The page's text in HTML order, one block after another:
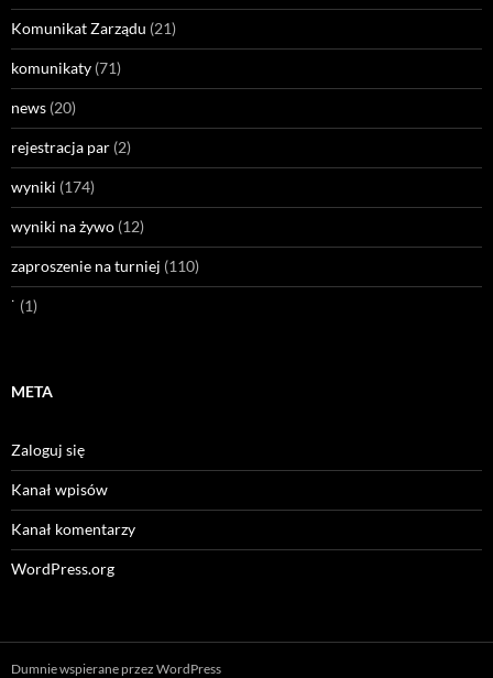
Komunikat Zarządu (21)
komunikaty (71)
news (20)
rejestracja par (2)
wyniki (174)
wyniki na żywo (12)
zaproszenie na turniej (110)
˙ (1)
META
Zaloguj się
Kanał wpisów
Kanał komentarzy
WordPress.org
Dumnie wspierane przez WordPress